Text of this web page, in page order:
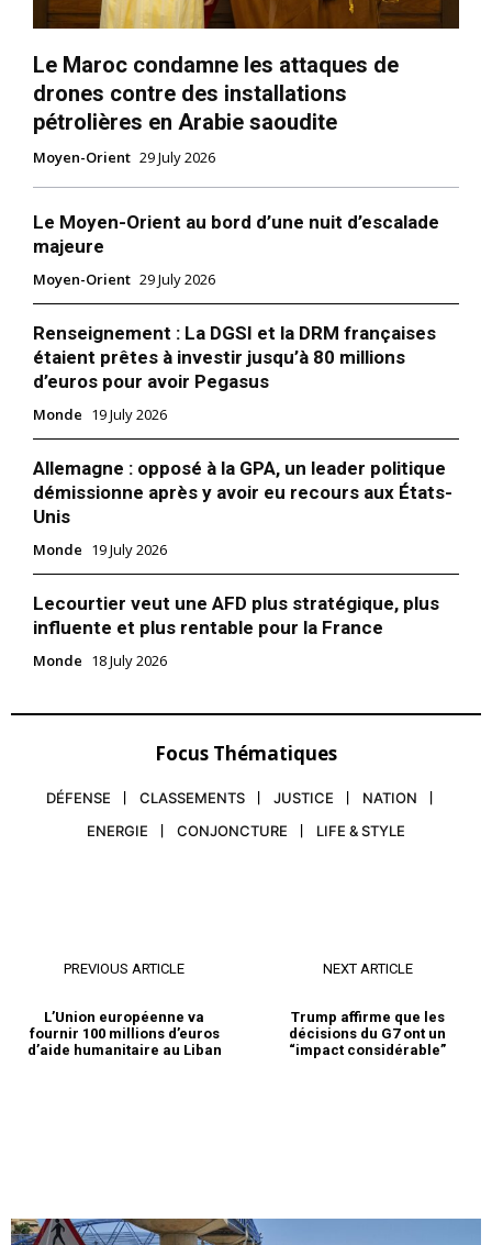
Le Maroc condamne les attaques de
drones contre des installations
pétrolières en Arabie saoudite
Moyen-Orient 29 July 2026
Le Moyen-Orient au bord d’une nuit d’escalade
majeure
Moyen-Orient 29 July 2026
Renseignement : La DGSI et la DRM françaises
étaient prêtes à investir jusqu’à 80 millions
d’euros pour avoir Pegasus
Monde 19 July 2026
Allemagne : opposé à la GPA, un leader politique
démissionne après y avoir eu recours aux États-
Unis
Monde 19 July 2026
Lecourtier veut une AFD plus stratégique, plus
influente et plus rentable pour la France
Monde 18 July 2026
Focus Thématiques
DÉFENSE CLASSEMENTS JUSTICE
NATION
ENERGIE
CONJONCTURE LIFE & STYLE
PREVIOUS ARTICLE
L’Union européenne va
fournir 100 millions d’euros
d’aide humanitaire au Liban
NEXT ARTICLE
Trump affirme que les
décisions du G7 ont un
“impact considérable”